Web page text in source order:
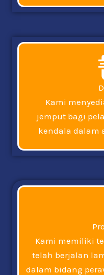
Kami
jemput bagi
kendala dalam
Kami memiliki
telah berjalan
dalam bidang